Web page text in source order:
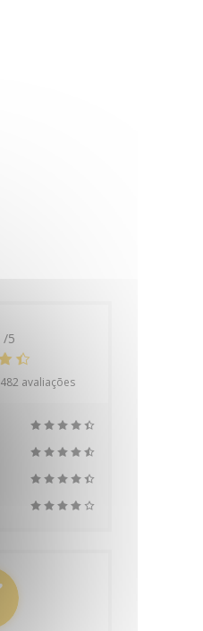
/5
482 avaliações